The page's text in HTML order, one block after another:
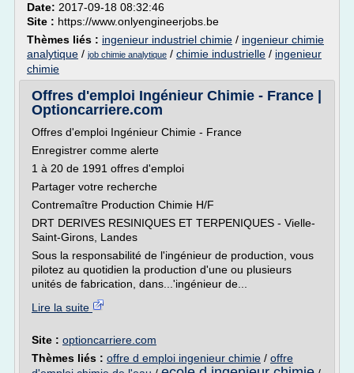
Date: 2017-09-18 08:32:46
Site : https://www.onlyengineerjobs.be
Thèmes liés : ingenieur industriel chimie / ingenieur chimie
analytique / job chimie analytique / chimie industrielle / ingenieur
chimie
Offres d'emploi Ingénieur Chimie - France |
Optioncarriere.com
Offres d'emploi Ingénieur Chimie - France
Enregistrer comme alerte
1 à 20 de 1991 offres d'emploi
Partager votre recherche
Contremaître Production Chimie H/F
DRT DERIVES RESINIQUES ET TERPENIQUES - Vielle-
Saint-Girons, Landes
Sous la responsabilité de l'ingénieur de production, vous
pilotez au quotidien la production d'une ou plusieurs
unités de fabrication, dans...'ingénieur de...
Lire la suite
Site : optioncarriere.com
Thèmes liés : offre d emploi ingenieur chimie / offre